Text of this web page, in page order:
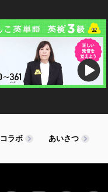
コラボ あいさつ